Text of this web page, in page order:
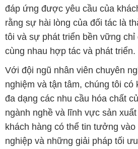
đáp ứng được yêu cầu của
rằng sự hài lòng của đối tác là
tôi và sự phát triển bền vững
cùng nhau hợp tác và phát triển.
Với đội ngũ nhân viên chuyên
nghiệm và tận tâm, chúng tôi có
đa dạng các nhu cầu hóa chất
ngành nghề và lĩnh vực sản
khách hàng có thể tin tưởng
nghiệp và những giải pháp tối